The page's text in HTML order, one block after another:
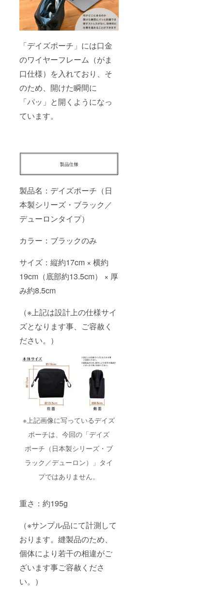
「デイズポーチ」には口金
のワイヤーフレーム（がま
口仕様）を入れており、そ
のため、開けた瞬間に
「パッ」と開くようになっ
ています。
製品名：デイズポーチ（日
本製シリーズ・ブラック／
デューロンタイプ）
カラー：ブラックのみ
サイズ：縦約17cm × 横約
19cm（底部約13.5cm） × 厚
み約8.5cm
（※上記は設計上の仕様サイ
ズとなります事、ご容赦く
ださい。）
※上記画像に写っているデイズ
ポーチは、今回の「デイズ
ポーチ（日本製シリーズ・ブ
ラック／デューロン）」タイ
プではありません。
重さ：約195g
（※サンプル品にて計測して
おります。縫製品のため、
個体により若干の相違がご
ざいます事ご容赦くださ
い。）